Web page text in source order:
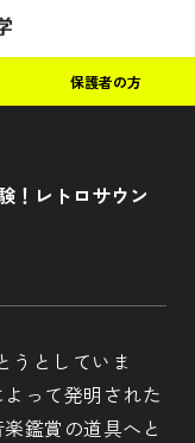
保護者の方
！レトロサウン
うとしていま
って発明された
鑑賞の道具へと